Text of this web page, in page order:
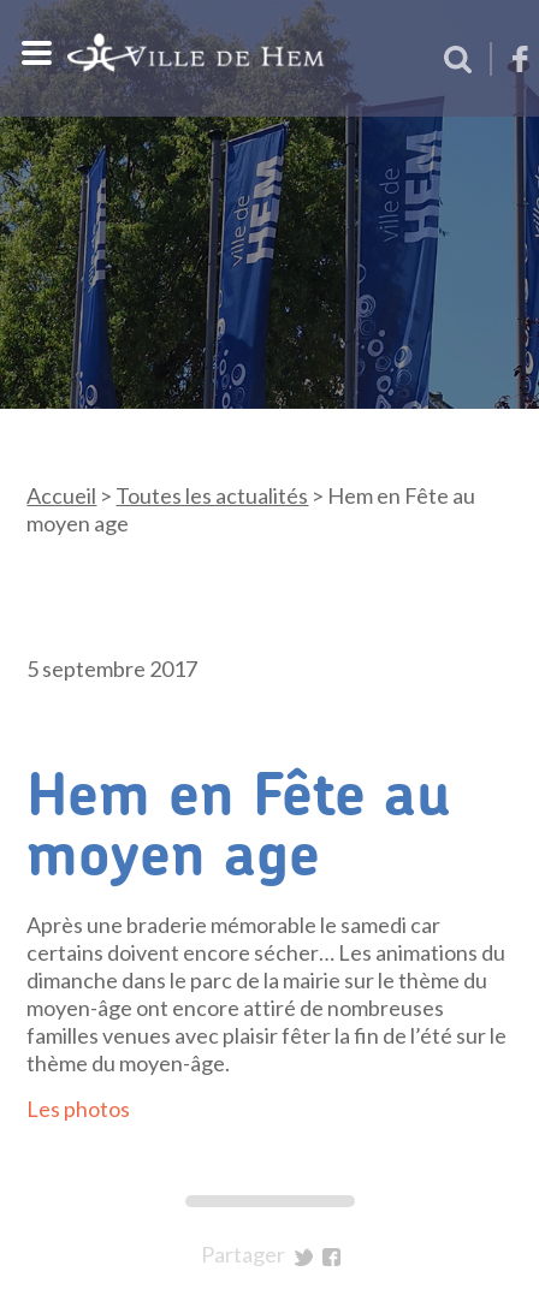
Accueil > Toutes les actualités > Hem en Fête au
moyen age
5 septembre 2017
Hem en Fête au
moyen age
Après une braderie mémorable le samedi car
certains doivent encore sécher… Les animations du
dimanche dans le parc de la mairie sur le thème du
moyen-âge ont encore attiré de nombreuses
familles venues avec plaisir fêter la fin de l’été sur le
thème du moyen-âge.
Les photos
Partager